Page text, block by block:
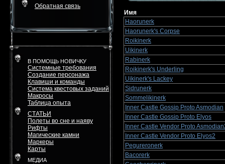
Обратная связь
В ПОМОЩЬ НОВИЧКУ
Системные требования
Создание персонажа
Клавиши и команды
Система квестовых заданий
Макросы
Таблица опыта
СТАТЬИ
Полеты во сне и наяву
Рифты
Магические камни
Маркеры
Карты
МЕДИА
Имя
Haorunerk
Haorunerk's Corpse
Roikinerk
Uikinerk
Rabinerk
Roikinerk's Underling
Uikinerk's Lackey
Sidrunerk
Sommelikinerk
Inner Castle Gossip Proto Asmodian
Inner Castle Gossip Proto Elyos
Inner Castle Vendor Proto
Inner Castle Vendor Proto Elyos2
Pegureronerk
Bacorerk